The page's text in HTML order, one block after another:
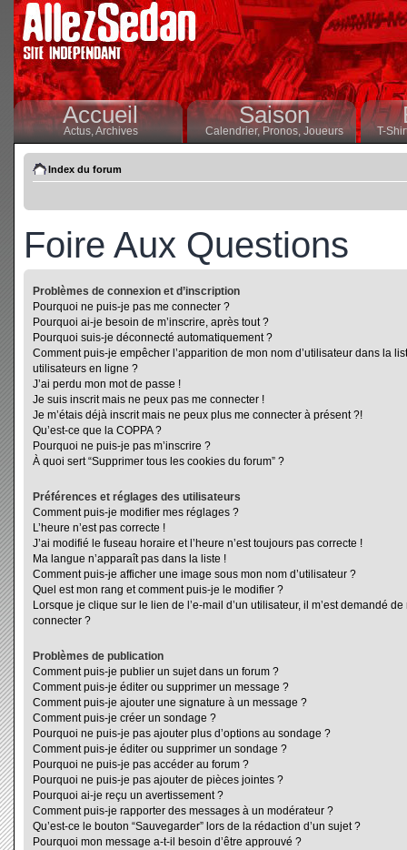
Accueil
Actus,Archives
Saison
Calendrier,Pronos, Joueurs T-
Index du forum
Foire Aux Questions
Problèmes de connexion et d’inscription
Pourquoi ne puis-je pas me connecter ?
Pourquoi ai-je besoin de m’inscrire, après tout ?
Pourquoi suis-je déconnecté automatiquement ?
Comment puis-je empêcher l’apparition de mon nom d’utilisateur dans la
utilisateurs en ligne ?
J’ai perdu mon mot de passe !
Je suis inscrit mais ne peux pas me connecter !
Je m’étais déjà inscrit mais ne peux plus me connecter à présent ?!
Qu’est-ce que la COPPA ?
Pourquoi ne puis-je pas m’inscrire ?
À quoi sert “Supprimer tous les cookies du forum” ?
Préférences et réglages des utilisateurs
Comment puis-je modifier mes réglages ?
L’heure n’est pas correcte !
J’ai modifié le fuseau horaire et l’heure n’est toujours pas correcte !
Ma langue n’apparaît pas dans la liste !
Comment puis-je afficher une image sous mon nom d’utilisateur ?
Quel est mon rang et comment puis-je le modifier ?
Lorsque je clique sur le lien de l’e-mail d’un utilisateur, il m’est demandé de
connecter ?
Problèmes de publication
Comment puis-je publier un sujet dans un forum ?
Comment puis-je éditer ou supprimer un message ?
Comment puis-je ajouter une signature à un message ?
Comment puis-je créer un sondage ?
Pourquoi ne puis-je pas ajouter plus d’options au sondage ?
Comment puis-je éditer ou supprimer un sondage ?
Pourquoi ne puis-je pas accéder au forum ?
Pourquoi ne puis-je pas ajouter de pièces jointes ?
Pourquoi ai-je reçu un avertissement ?
Comment puis-je rapporter des messages à un modérateur ?
Qu’est-ce le bouton “Sauvegarder” lors de la rédaction d’un sujet ?
Pourquoi mon message a-t-il besoin d’être approuvé ?